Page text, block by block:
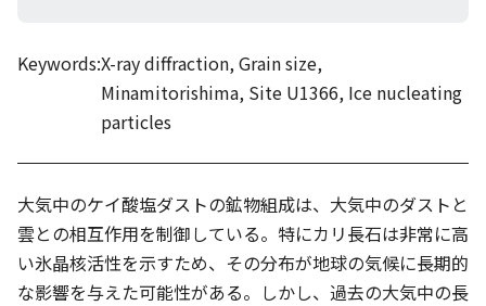
Keywords:X-ray diffraction, Grain size,
Minamitorishima, Site U1366, Ice nucleating
particles
大気中のケイ酸塩ダストの鉱物組成は、大気中のダストと
雲との相互作用を制御している。特にカリ長石は非常に高
い氷晶核活性を示すため、その分布が地球の気候に長期的
な影響を与えた可能性がある。しかし、過去の大気中の長